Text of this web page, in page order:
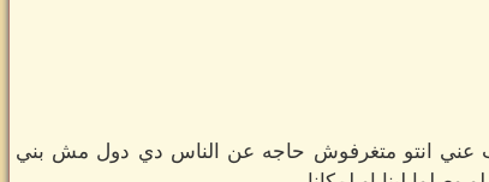
انتو متغرفوش حاجه عن الناس دي دول مش بني